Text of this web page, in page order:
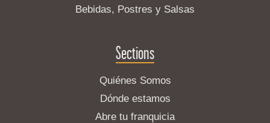
Bebidas, Postres y Salsas
Sections
Quiénes Somos
Dónde estamos
Abre tu franquicia